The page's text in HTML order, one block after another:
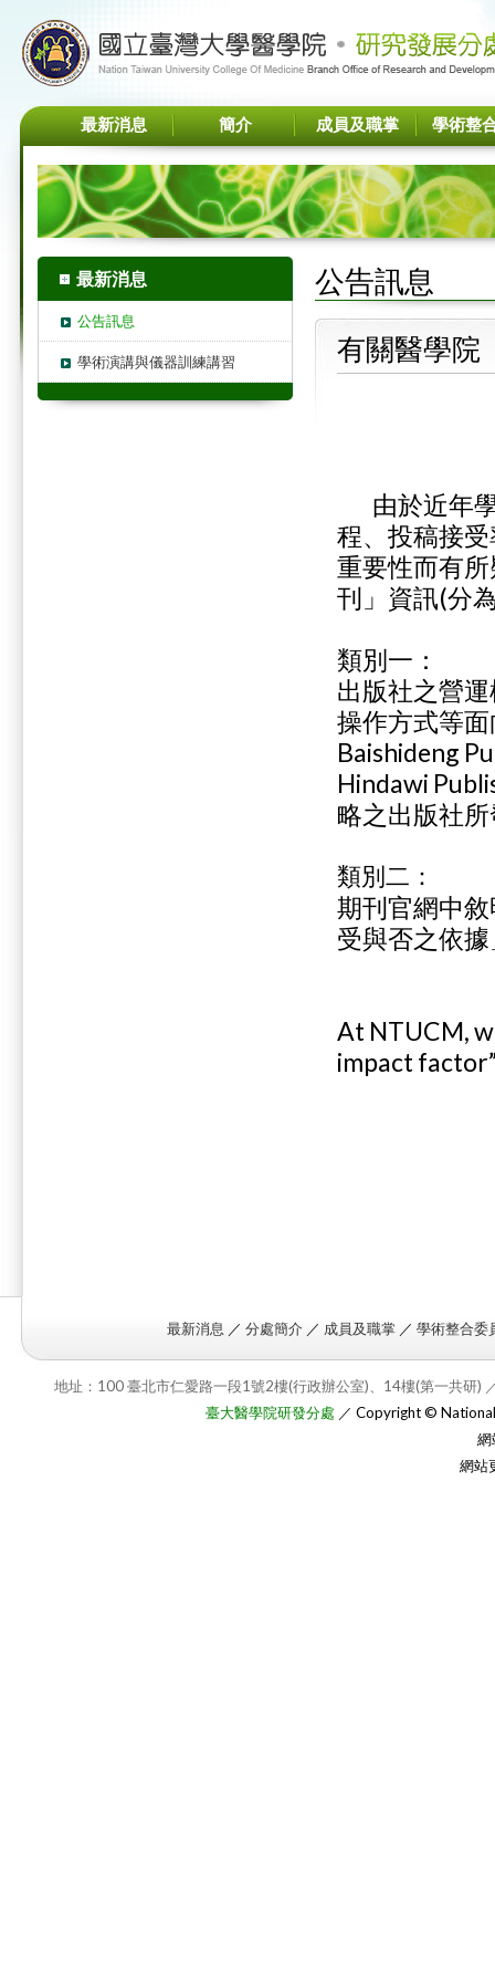
最新消息 簡介 成員及職掌 學術整
最新消息
公告訊息
學術演講與儀器訓練講習
公告訊息
有關醫學院
由於近年學
程、投稿接
重要性而有
刊」資訊(分
類別一：
出版社之營
操作方式等
Baishideng
Hindawi
略之出版社
類別二：
期刊官網中
受與否之依
At NTUCM,
impact
最新消息 ／ 分處簡介 ／ 成員及職掌 ／ 學術整合委
地址：100 臺北市仁愛路一段1號2樓(行政辦公室)、14樓(第一共研)
臺大醫學院研發分處 ／ Copyright ©
網
網站